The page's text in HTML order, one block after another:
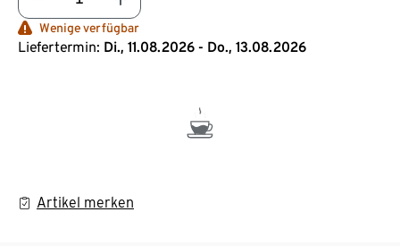
Wenige verfügbar
Liefertermin: Di., 11.08.2026 - Do., 13.08.2026
Artikel merken